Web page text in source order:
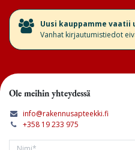
​Uusi kauppamme
Vanhat kirjautumistiedot
Ole meihin yhteydessä
info@rakennusapteekki.fi
+358 19 233 975